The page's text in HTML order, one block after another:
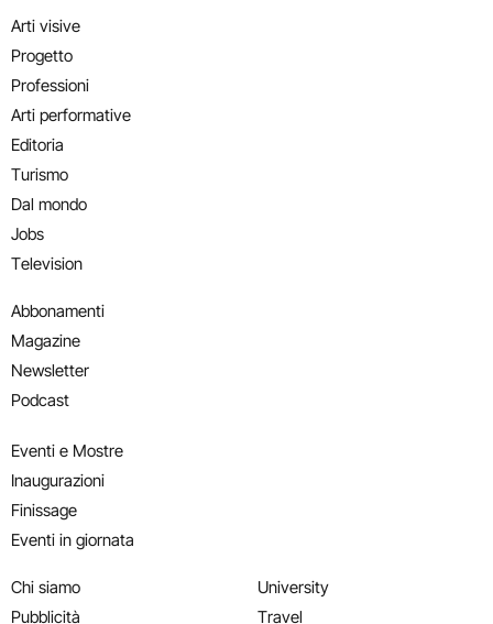
Arti visive
Progetto
Professioni
Arti performative
Editoria
Turismo
Dal mondo
Jobs
Television
Abbonamenti
Magazine
Newsletter
Podcast
Eventi e Mostre
Inaugurazioni
Finissage
Eventi in giornata
Chi siamo
Pubblicità
University
Travel